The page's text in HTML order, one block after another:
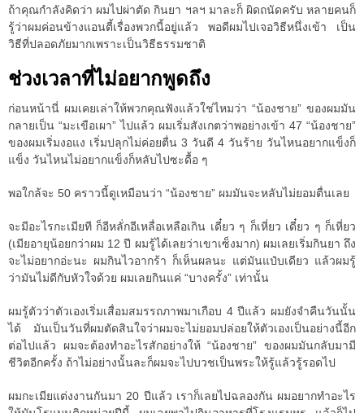
ถ้าคุณกำลังคิดว่า ผมไปผ่าตัด กินยา ฯลฯ มาละก็ ผิดถนัดครับ หลายคนก็
รู้ว่าผมค่อนข้างแอนตี้เรื่องพวกนี้อยู่แล้ว พอดีผมไปเจอวิธีหนึ่งเข้า เป็น
วิธีที่ปลอดภัยมากเพราะเป็นวิธีธรรมชาติ
ช่วงเวลาที่ไม่อยากพูดถึง
ก่อนหน้านี่ ผมเคยเล่าให้พวกคุณฟังแล้วใช่ไหมว่า “น้องชาย” ของผมมัน
กลายเป็น “มะเขือเผา” ไปแล้ว ผมเริ่มสังเกตว่าพอย่างเข้า 47 “น้องชาย”
ของผมเริ่มงอแง เริ่มปลุกไม่ค่อยตื่น 3 วันดี 4 วันร้าย วันไหนอยากแข็งก็
แข็ง วันไหนไม่อยากแข็งก็หลับไปซะดื้อ ๆ
พอใกล้จะ 50 คราวนี้ดูเหมือนว่า “น้องชาย” ผมมันจะหลับไม่ยอมตื่นเลย
จะมีอะไรกะเมียที ก็อีหลั่กอีเหลื่อเหลือเกิน เดี๋ยว ๆ ก็เหี่ยว เดี๋ยว ๆ ก็เหี่ยว
(เมียอายุน้อยกว่าผม 12 ปี ผมรู้ได้เลยว่าเขาเซ็งมาก) ผมเลยเริ่มกินยา ถึง
จะไม่อยากอ่ะนะ ผมกินไวอากร้า ก็เห็นผลนะ แต่มันแป๋บเดียว แล้วผมรู้
ว่ามันไม่ดีกับหัวใจด้วย ผมเลยกินแค่ “บางครั้ง” เท่านั้น
ผมรู้ตัวว่าตัวเองเริ่มเสื่อมสมรรถภาพมาเกือบ 4 ปีแล้ว ผมยังจำคืนวันนั้น
ได้ มันเป็นวันที่ผมตัดสินใจว่าผมจะไม่ยอมปล่อยให้ตัวเองเป็นอย่างนี้อีก
ต่อไปแล้ว ผมจะต้องทำอะไรสักอย่างให้ “น้องชาย” ของผมมันกลับมามี
ชีวิตอีกครั้ง ถ้าไม่อย่างนั้นละก็ผมจะไปบวชเป็นพระให้รู้แล้วรู้รอดไป
ผมกะเมียแต่งงานกันมา 20 ปีแล้ว เราก็เลยไปฉลองกัน ผมอยากทำอะไร